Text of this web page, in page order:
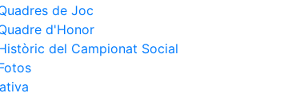
de Joc
d'Honor
del Campionat Social